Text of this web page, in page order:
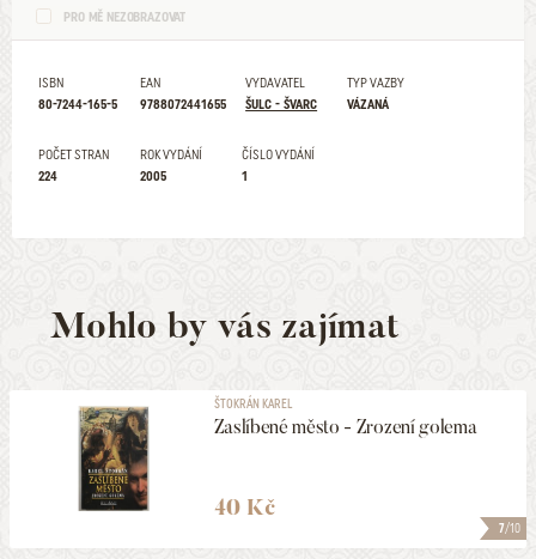
PRO MĚ NEZOBRAZOVAT
ISBN
80-7244-165-5
EAN
9788072441655
VYDAVATEL
ŠULC - ŠVARC
TYP VAZBY
VÁZANÁ
POČET STRAN
224
ROK VYDÁNÍ
2005
ČÍSLO VYDÁNÍ
1
Mohlo by vás zajímat
7/10
ŠTOKRÁN KAREL
Zaslíbené město - Zrození golema
40 Kč